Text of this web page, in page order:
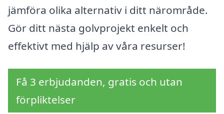
jämföra olika alternativ i ditt närområde.
Gör ditt nästa golvprojekt enkelt och
effektivt med hjälp av våra resurser!
Få 3 erbjudanden, gratis och utan
förpliktelser